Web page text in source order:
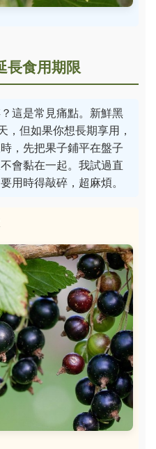
長食用期限
這是常見痛點。新鮮黑
但如果你想長期享用，
，先把果子鋪平在盤子
會黏在一起。我試過直
用時得敲碎，超麻煩。